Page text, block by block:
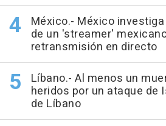
México.- México
de un 'streamer'
retransmisión en directo
Líbano.- Al menos un
heridos por un ataque de
de Líbano